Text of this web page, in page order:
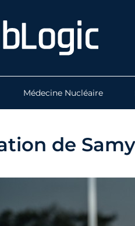
Médecine Nucléaire
de